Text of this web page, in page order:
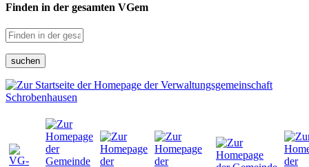
Finden in der gesamten VGem
suchen